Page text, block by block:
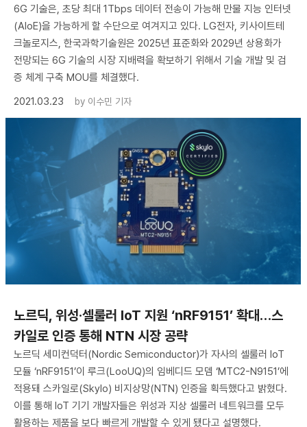
6G 기술은, 초당 최대 1Tbps 데이터 전송이 가능해 만물 지능 인터넷
(AIoE)을 가능하게 할 수단으로 여겨지고 있다. LG전자, 키사이트테
크놀로지스, 한국과학기술원은 2025년 표준화와 2029년 상용화가
전망되는 6G 기술의 시장 지배력을 확보하기 위해서 기술 개발 및 검
증 체계 구축 MOU를 체결했다.
2021.03.23
by 이수민 기자
노르딕, 위성·셀룰러 IoT 지원 ‘nRF9151’ 확대…스
카일로 인증 통해 NTN 시장 공략
노르딕 세미컨덕터(Nordic Semiconductor)가 자사의 셀룰러 IoT
모듈 ‘nRF9151’이 루크(LooUQ)의 임베디드 모뎀 ‘MTC2-N9151’에
적용돼 스카일로(Skylo) 비지상망(NTN) 인증을 획득했다고 밝혔다.
이를 통해 IoT 기기 개발자들은 위성과 지상 셀룰러 네트워크를 모두
활용하는 제품을 보다 빠르게 개발할 수 있게 됐다고 설명했다.